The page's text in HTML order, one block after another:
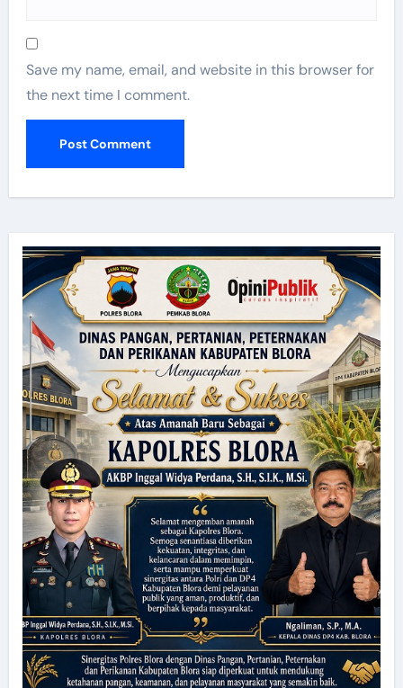
Save my name, email, and website in this browser for
the next time I comment.